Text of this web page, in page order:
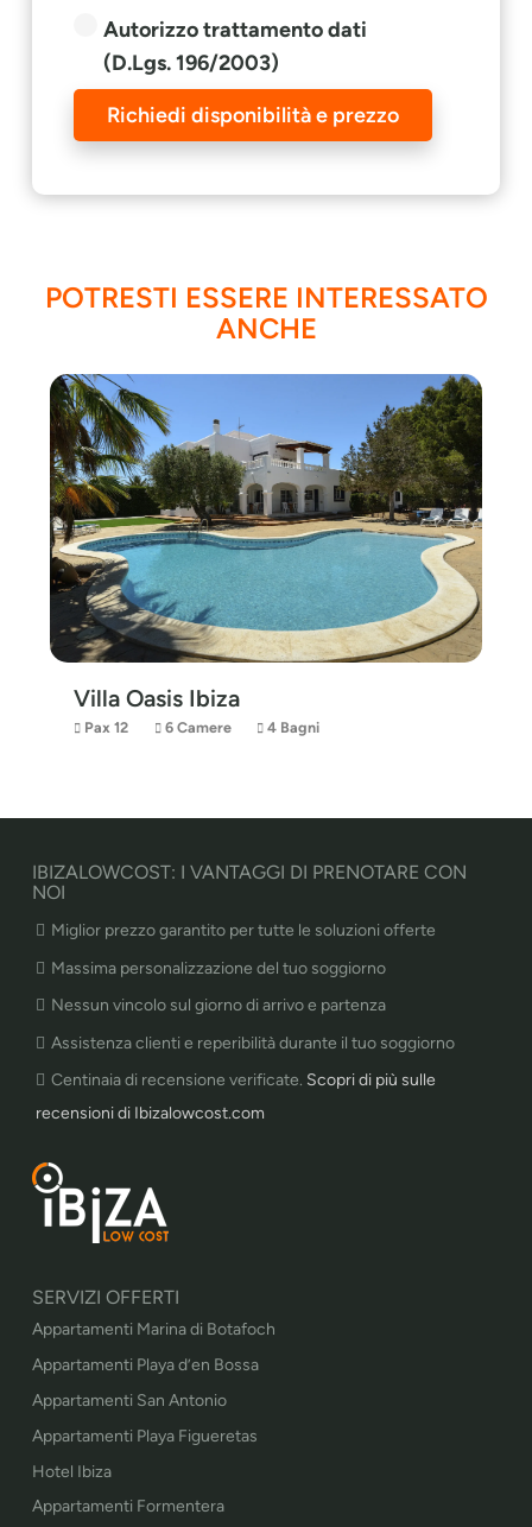
Autorizzo trattamento dati
(D.Lgs. 196/2003)
Richiedi disponibilità e prezzo
POTRESTI ESSERE INTERESSATO
ANCHE
Villa Oasis Ibiza
Pax 12 6 Camere 4 Bagni
IBIZALOWCOST: I VANTAGGI DI PRENOTARE CON
NOI
Miglior prezzo garantito per tutte le soluzioni offerte
Massima personalizzazione del tuo soggiorno
Nessun vincolo sul giorno di arrivo e partenza
Assistenza clienti e reperibilità durante il tuo soggiorno
Centinaia di recensione verificate. Scopri di più sulle
recensioni di Ibizalowcost.com
SERVIZI OFFERTI
Appartamenti Marina di Botafoch
Appartamenti Playa d’en Bossa
Appartamenti San Antonio
Appartamenti Playa Figueretas
Hotel Ibiza
Appartamenti Formentera